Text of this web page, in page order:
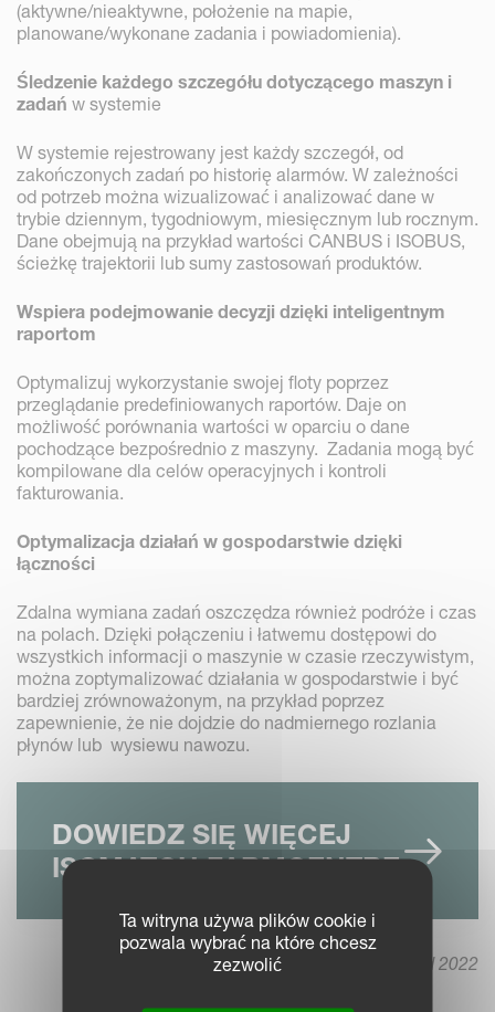
(aktywne/nieaktywne, położenie na mapie,
planowane/wykonane zadania i powiadomienia).
Śledzenie każdego szczegółu dotyczącego maszyn i
zadań w systemie
W systemie rejestrowany jest każdy szczegół, od
zakończonych zadań po historię alarmów. W zależności
od potrzeb można wizualizować i analizować dane w
trybie dziennym, tygodniowym, miesięcznym lub rocznym.
Dane obejmują na przykład wartości CANBUS i ISOBUS,
ścieżkę trajektorii lub sumy zastosowań produktów.
Wspiera podejmowanie decyzji dzięki inteligentnym
raportom
Optymalizuj wykorzystanie swojej floty poprzez
przeglądanie predefiniowanych raportów. Daje on
możliwość porównania wartości w oparciu o dane
pochodzące bezpośrednio z maszyny. Zadania mogą być
kompilowane dla celów operacyjnych i kontroli
fakturowania.
Optymalizacja działań w gospodarstwie dzięki
łączności
Zdalna wymiana zadań oszczędza również podróże i czas
na polach. Dzięki połączeniu i łatwemu dostępowi do
wszystkich informacji o maszynie w czasie rzeczywistym,
można zoptymalizować działania w gospodarstwie i być
bardziej zrównoważonym, na przykład poprzez
zapewnienie, że nie dojdzie do nadmiernego rozlania
płynów lub wysiewu nawozu.
DOWIEDZ SIĘ WIĘCEJ
ISOMATCH FARMCENTRE
10 listopad 2022
Ta witryna używa plików cookie i
pozwala wybrać na które chcesz
zezwolić